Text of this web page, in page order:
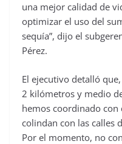
una mejor calidad de
optimizar el uso del
sequía”, dijo el
Pérez.
El ejecutivo detalló
2 kilómetros y medio
hemos coordinado
colindan con las calles
Por el momento, no